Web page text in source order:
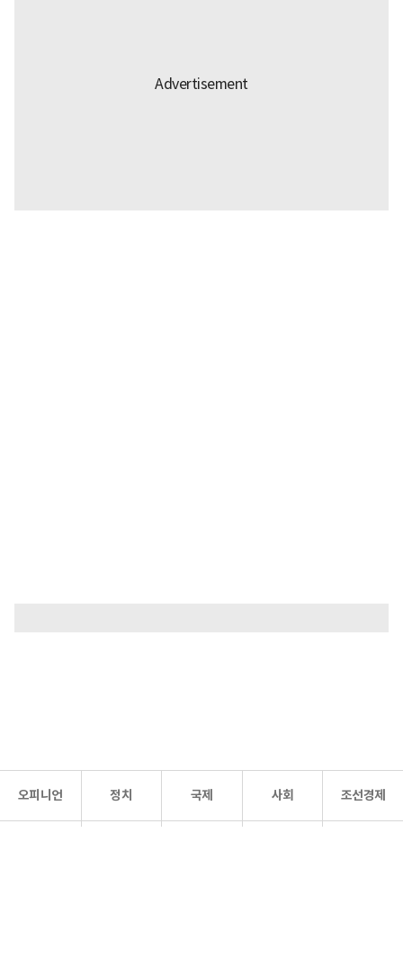
오피니언 정치 국제 사회 조선경제